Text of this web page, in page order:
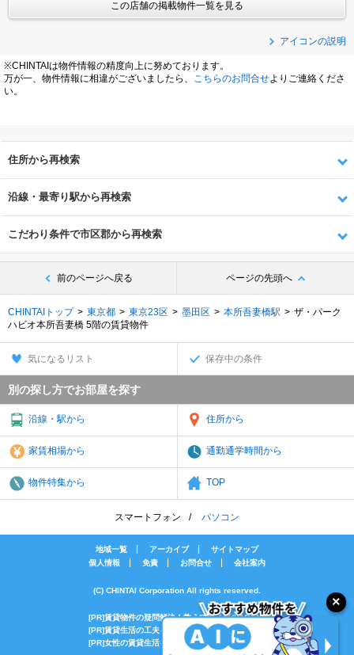
この店舗の掲載物件一覧を見る
アイコンの説明
※CHINTAIは物件情報の精度向上に努めております。
万が一、物件情報に相違がございましたら、 こちらのお問合せよりご連絡くださ
い。
住所から再検索
沿線・最寄り駅から再検索
こだわり条件で市区郡から再検索
前のページへ戻る ページの先頭へ
CHINTAIトップ 東京都 東京23区 墨田区 本所吾妻橋駅
ザ・パーク
ハビオ本所吾妻橋 5階の賃貸物件
気になるリスト 保存中の条件
別の探し方でお部屋を探す
沿線・駅から 住所から
家賃相場から 通勤通学時間から
物件特集から TOP
スマートフォン パソコン
地域一覧 アーカイブ
サイトマップ
個人情報
免責 お問合せ 会社案内
(C) CHINTAI Corporation All rights reserved.
[PR]賃貸物件の疑問解決！教えてエイブルAGENT
[PR]賃貸生活の工夫を紹介！CHINTAI情報局
[PR]女性の賃貸生活を応援！Woman.CHINTAI